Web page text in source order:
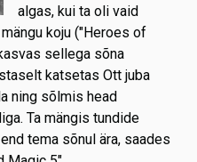
algas, kui ta oli vaid
koju ("Heroes of
sellega sõna
katsetas Ott juba
ning sõlmis head
Ta mängis tundide
tema sõnul ära, saades